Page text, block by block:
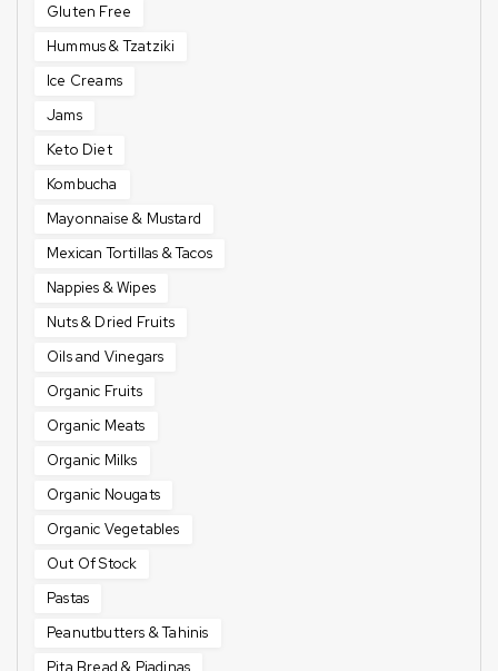
Gluten Free
Hummus & Tzatziki
Ice Creams
Jams
Keto Diet
Kombucha
Mayonnaise & Mustard
Mexican Tortillas & Tacos
Nappies & Wipes
Nuts & Dried Fruits
Oils and Vinegars
Organic Fruits
Organic Meats
Organic Milks
Organic Nougats
Organic Vegetables
Out Of Stock
Pastas
Peanutbutters & Tahinis
Pita Bread & Piadinas